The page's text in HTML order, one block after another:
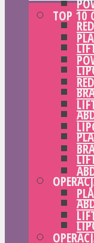
TOP 10